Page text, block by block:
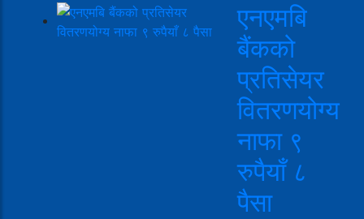
एनएमबि
बैंकको
प्रतिसेयर
वितरणयोग्य
नाफा ९
रुपैयाँ ८
पैसा